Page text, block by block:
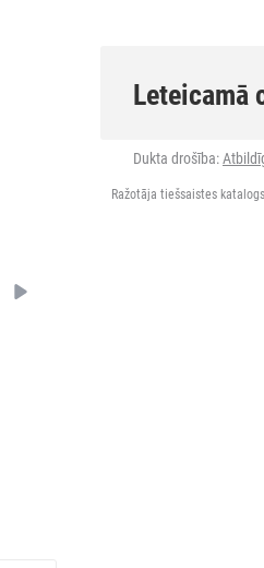
Leteicamā
Dukta drošība:
Ražotāja tiešsaistes